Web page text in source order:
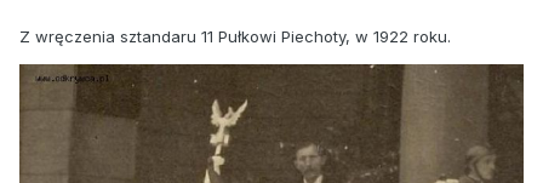
Z wręczenia sztandaru 11 Pułkowi Piechoty, w 1922 roku.